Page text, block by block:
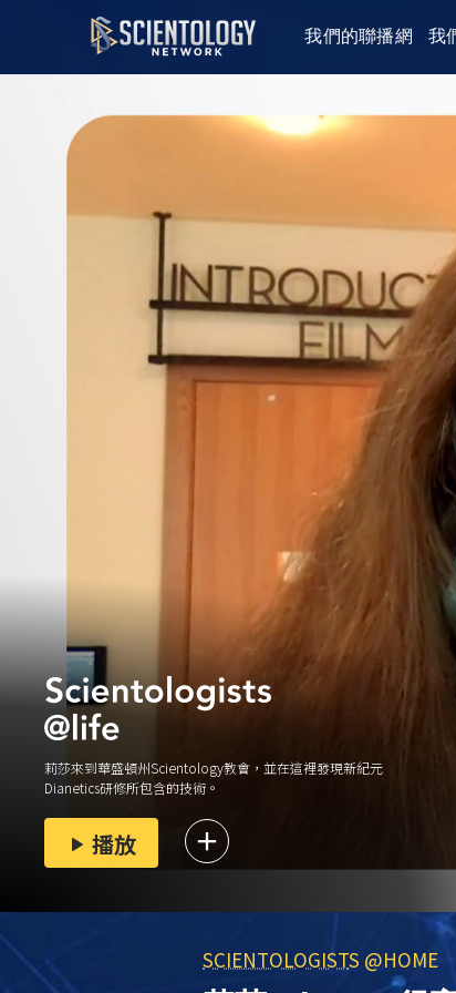
我們的聯播網 我
莉莎來到華盛頓州Scientology教會，並在這裡發現新紀元
Dianetics研修所包含的技術。
播放
SCIENTOLOGISTS @HOME